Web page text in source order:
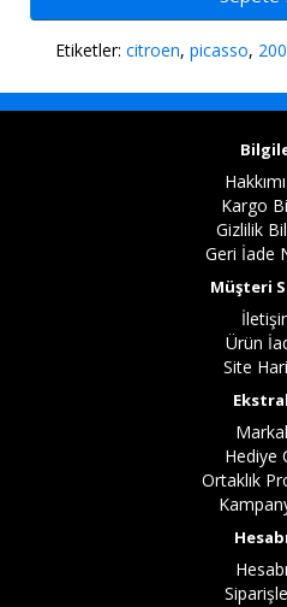
Etiketler: citroen, picasso,
Kargo
Gizlilik
Geri İade
Müşteri
Ürün
Site
Hediye
Ortaklık